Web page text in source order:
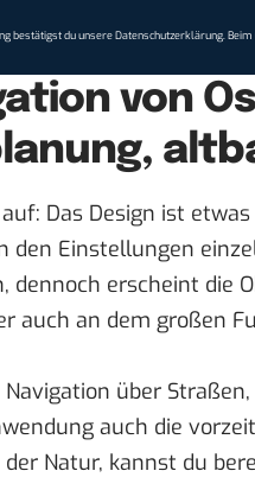
bestätigst du unsereDatenschutzerklärung.
von
Das Design ist
den Einstellungen
dennoch erscheint die
auch an dem großen
über
auch die
Natur, kannst du